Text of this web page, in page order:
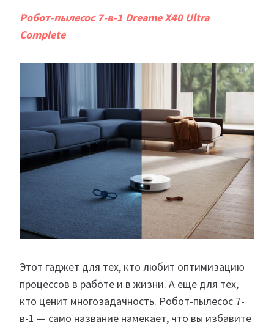
Робот-пылесос 7-в-1 Dreame X40 Ultra
Complete
Этот гаджет для тех, кто любит оптимизацию
процессов в работе и в жизни. А еще для тех,
кто ценит многозадачность. Робот-пылесос 7-
в-1 — само название намекает, что вы избавите